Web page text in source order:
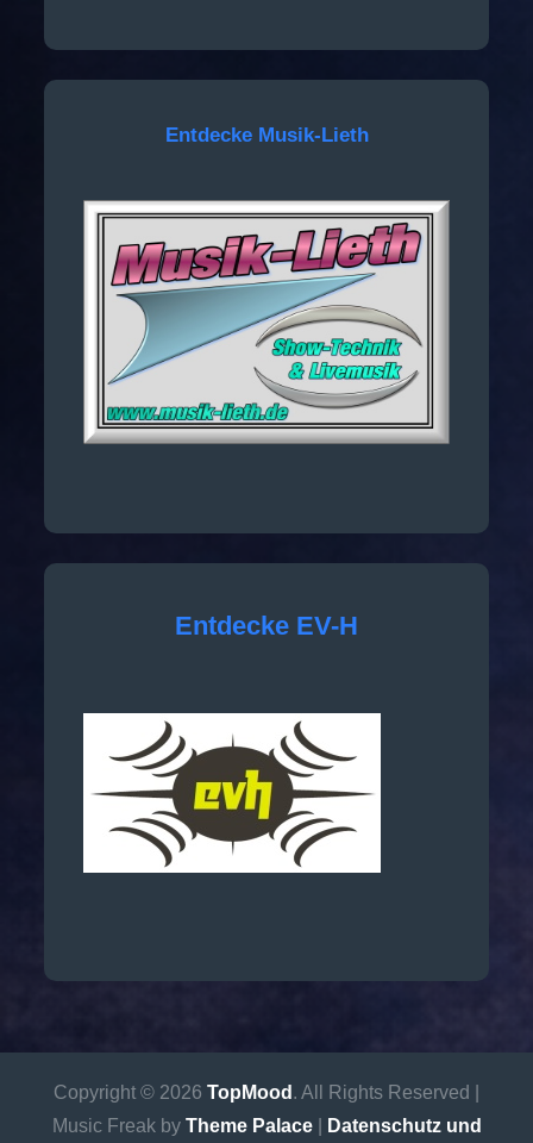
Entdecke Musik-Lieth
Entdecke EV-H
Copyright © 2026 TopMood . All Rights Reserved |
Music Freak by Theme Palace| Datenschutz und